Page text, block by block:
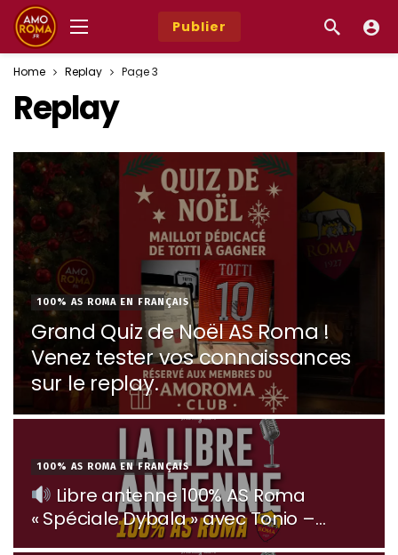
Publier
Home Replay Page 3
Replay
100% AS ROMA EN FRANÇAIS
Grand Quiz de Noël AS Roma !
Venez tester vos connaissances
sur le replay.
100% AS ROMA EN FRANÇAIS
Libre antenne 100% AS Roma
« Spéciale Dybala » avec Tonio –
Replay du 26/07/2022